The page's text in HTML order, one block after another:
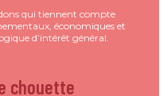
qui tiennent compte
économiques et
d’intérêt général.
chouette